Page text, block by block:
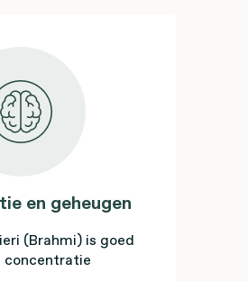
en geheugen
(Brahmi) is goed
concentratie